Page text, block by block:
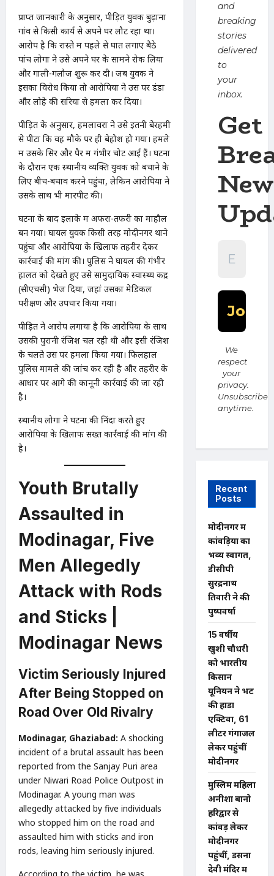
प्राप्त जानकारी के अनुसार, पीड़ित युवक बुढ़ाना
गांव से किसी कार्य से अपने घर लौट रहा था।
आरोप है कि रास्ते में पहले से घात लगाए बैठे
पांच लोगों ने उसे अपने घर के सामने रोक लिया
और गाली-गलौज शुरू कर दी। जब युवक ने
इसका विरोध किया तो आरोपियों ने उस पर डंडों
और लोहे की सरियों से हमला कर दिया।
पीड़ित के अनुसार, हमलावरों ने उसे इतनी बेरहमी
से पीटा कि वह मौके पर ही बेहोश हो गया। हमले
में उसके सिर और पैर में गंभीर चोटें आई हैं। घटना
के दौरान एक स्थानीय व्यक्ति युवक को बचाने के
लिए बीच-बचाव करने पहुंचा, लेकिन आरोपियों ने
उसके साथ भी मारपीट की।
घटना के बाद इलाके में अफरा-तफरी का माहौल
बन गया। घायल युवक किसी तरह मोदीनगर थाने
पहुंचा और आरोपियों के खिलाफ तहरीर देकर
कार्रवाई की मांग की। पुलिस ने घायल की गंभीर
हालत को देखते हुए उसे सामुदायिक स्वास्थ्य केंद्र
(सीएचसी) भेज दिया, जहां उसका मेडिकल
परीक्षण और उपचार किया गया।
पीड़ित ने आरोप लगाया है कि आरोपियों के साथ
उसकी पुरानी रंजिश चल रही थी और इसी रंजिश
के चलते उस पर हमला किया गया। फिलहाल
पुलिस मामले की जांच कर रही है और तहरीर के
आधार पर आगे की कानूनी कार्रवाई की जा रही
है।
स्थानीय लोगों ने घटना की निंदा करते हुए
आरोपियों के खिलाफ सख्त कार्रवाई की मांग की
है।
Youth Brutally
Assaulted in
Modinagar, Five
Men Allegedly
Attack with Rods
and Sticks |
Modinagar News
Victim Seriously Injured
After Being Stopped on
Road Over Old Rivalry
Modinagar, Ghaziabad: A shocking
incident of a brutal assault has been
reported from the Sanjay Puri area
under Niwari Road Police Outpost in
Modinagar. A young man was
allegedly attacked by five individuals
who stopped him on the road and
assaulted him with sticks and iron
rods, leaving him seriously injured.
and
breaking
stories
delivered
to
your
inbox.
Get
We
respect
your
privacy.
Unsubscribe
anytime.
Recent
Posts
मोदीनगर में
कांवड़ियों का
भव्य स्वागत,
डीसीपी
सुरेंद्रनाथ
तिवारी ने की
पुष्पवर्षा
15 वर्षीय
खुशी चौधरी
को भारतीय
किसान
यूनियन ने भेंट
की होंडा
एक्टिवा, 61
लीटर गंगाजल
लेकर पहुंचीं
मोदीनगर
मुस्लिम महिला
अनीशा बानो
हरिद्वार से
कांवड़ लेकर
मोदीनगर
पहुंचीं, डसना
देवी मंदिर में